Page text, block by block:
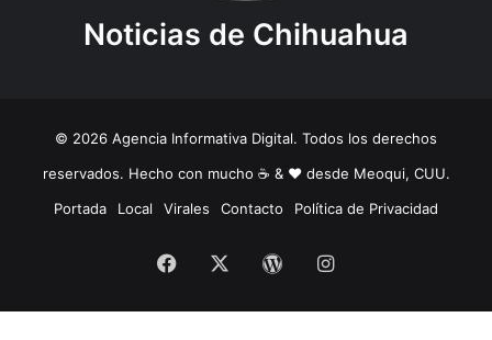
Noticias de Chihuahua
© 2026 Agencia Informativa Digital. Todos los derechos
reservados. Hecho con mucho ☕️ & ❤️ desde Meoqui, CUU.
Portada
Local Virales Contacto Política de Privacidad
Facebook WordPressInstagram